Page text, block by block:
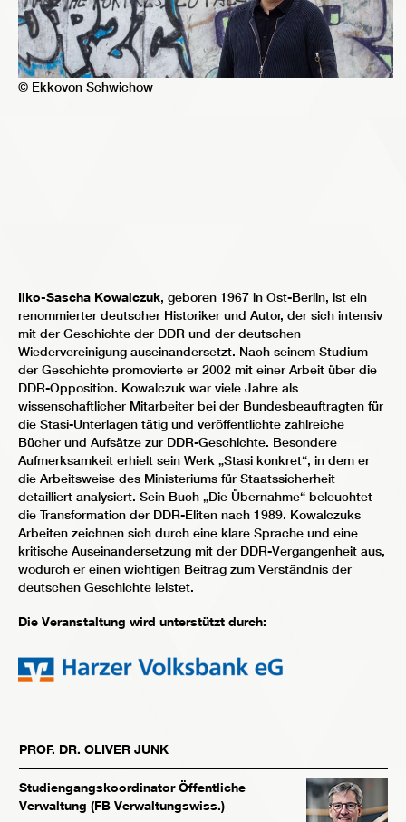
© Ekkovon Schwichow
Ilko-Sascha Kowalczuk, geboren 1967 in Ost-Berlin, ist ein
renommierter deutscher Historiker und Autor, der sich intensiv
mit der Geschichte der DDR und der deutschen
Wiedervereinigung auseinandersetzt. Nach seinem Studium
der Geschichte promovierte er 2002 mit einer Arbeit über die
DDR-Opposition. Kowalczuk war viele Jahre als
wissenschaftlicher Mitarbeiter bei der Bundesbeauftragten für
die Stasi-Unterlagen tätig und veröffentlichte zahlreiche
Bücher und Aufsätze zur DDR-Geschichte. Besondere
Aufmerksamkeit erhielt sein Werk „Stasi konkret“, in dem er
die Arbeitsweise des Ministeriums für Staatssicherheit
detailliert analysiert. Sein Buch „Die Übernahme“ beleuchtet
die Transformation der DDR-Eliten nach 1989. Kowalczuks
Arbeiten zeichnen sich durch eine klare Sprache und eine
kritische Auseinandersetzung mit der DDR-Vergangenheit aus,
wodurch er einen wichtigen Beitrag zum Verständnis der
deutschen Geschichte leistet.
Die Veranstaltung wird unterstützt durch:
PROF. DR. OLIVER JUNK
Studiengangskoordinator Öffentliche
Verwaltung (FB Verwaltungswiss.)